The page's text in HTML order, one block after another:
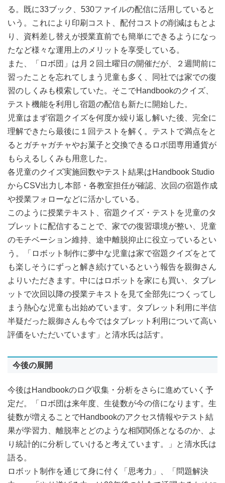
る。既に33ブック、530ファイルの配信に活用していると
いう。これにより印刷コスト、配付コストの削減はもとよ
り、資料差し替えが授業直前でも簡単にできるようになっ
たなど様々な運用上のメリットを享受している。
また、「ロボ団」は月２回土曜日の開催だが、２週間前に
習ったことを忘れてしまう児童も多く、同社では家での復
習のしくみも模索していた。そこでHandbookのクイズ、
テスト機能を利用し宿題の配信も新たに開始した。
児童はまず宿題クイズを何度か繰り返し解いた後、完全に
理解できたら最後に１回テストを解く。テストで満点をと
るとガチャガチャやお菓子と交換できるロボ団専用通貨が
もらえるしくみも用意した。
各児童のクイズ実施回数やテスト結果はHandbook Studio
からCSV出力し本部・各教室担任が確認、次回の宿題作成
や授業フォローなどに活かしている。
このように授業テキスト、宿題クイズ・テストを児童のタ
ブレットに配信することで、家での復習環境が整い、児童
のモチベーション維持、途中離脱抑止に役立っているとい
う。「ロボット制作に夢中な児童は家で宿題クイズをとて
も楽しそうにずっと解き続けているという報告を親御さん
よりいただきます。中にはロボットを家にも買い、タブレ
ットで次回以降の授業テキストを見て全部先につくってし
まう熱心な児童も出始めています。タブレット利用に半信
半疑だった親御さんも今ではタブレット利用について高い
評価をいただいています」と清水氏は話す。
今後の展開
今後はHandbookのログ収集・分析をさらに進めていく予
定だ。「ロボ団は来年度、生徒数が今の倍になります。生
徒数が増えることでHandbookのアクセス情報やテスト結
果が学習力、離脱率とどのような相関関係となるのか、よ
り統計的に分析していけると考えています。」と清水氏は
語る。
ロボット制作を通じて身に付く「思考力」、「問題解決